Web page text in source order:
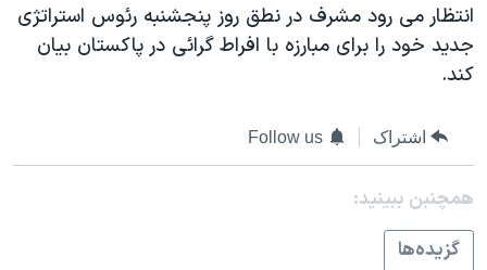
آرشیو پخش زنده
مجموعه مستندهای دادخواهی
تریبونال مردمی آبان ۹۸
قانون شفافیت دارائی کادر رهبری ایران
اعتراضات مردمی آبان ۹۸
انتظار می رود مشرف در نطق روز پنجشنبه رئوس استراتژی
جديد خود را برای مبارزه با افراط گرائی در پاکستان بيان
کند.
اشتراک Follow us
همچنبن ببینید:
گزيده‌ها